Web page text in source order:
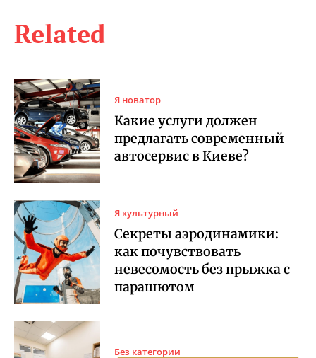
Related
Я новатор
Какие услуги должен
предлагать современный
автосервис в Киеве?
Я культурный
Секреты аэродинамики:
как почувствовать
невесомость без прыжка с
парашютом
Без категории